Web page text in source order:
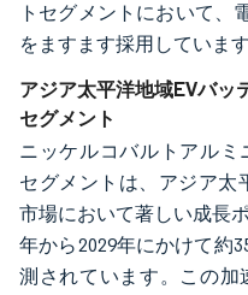
トセグメントにおいて、
をますます採用しています
アジア太平洋地域EVバッ
セグメント
ニッケルコバルトアルミ
セグメントは、アジア太
市場において著しい成長
年から2029年にかけて約
測されています。この加